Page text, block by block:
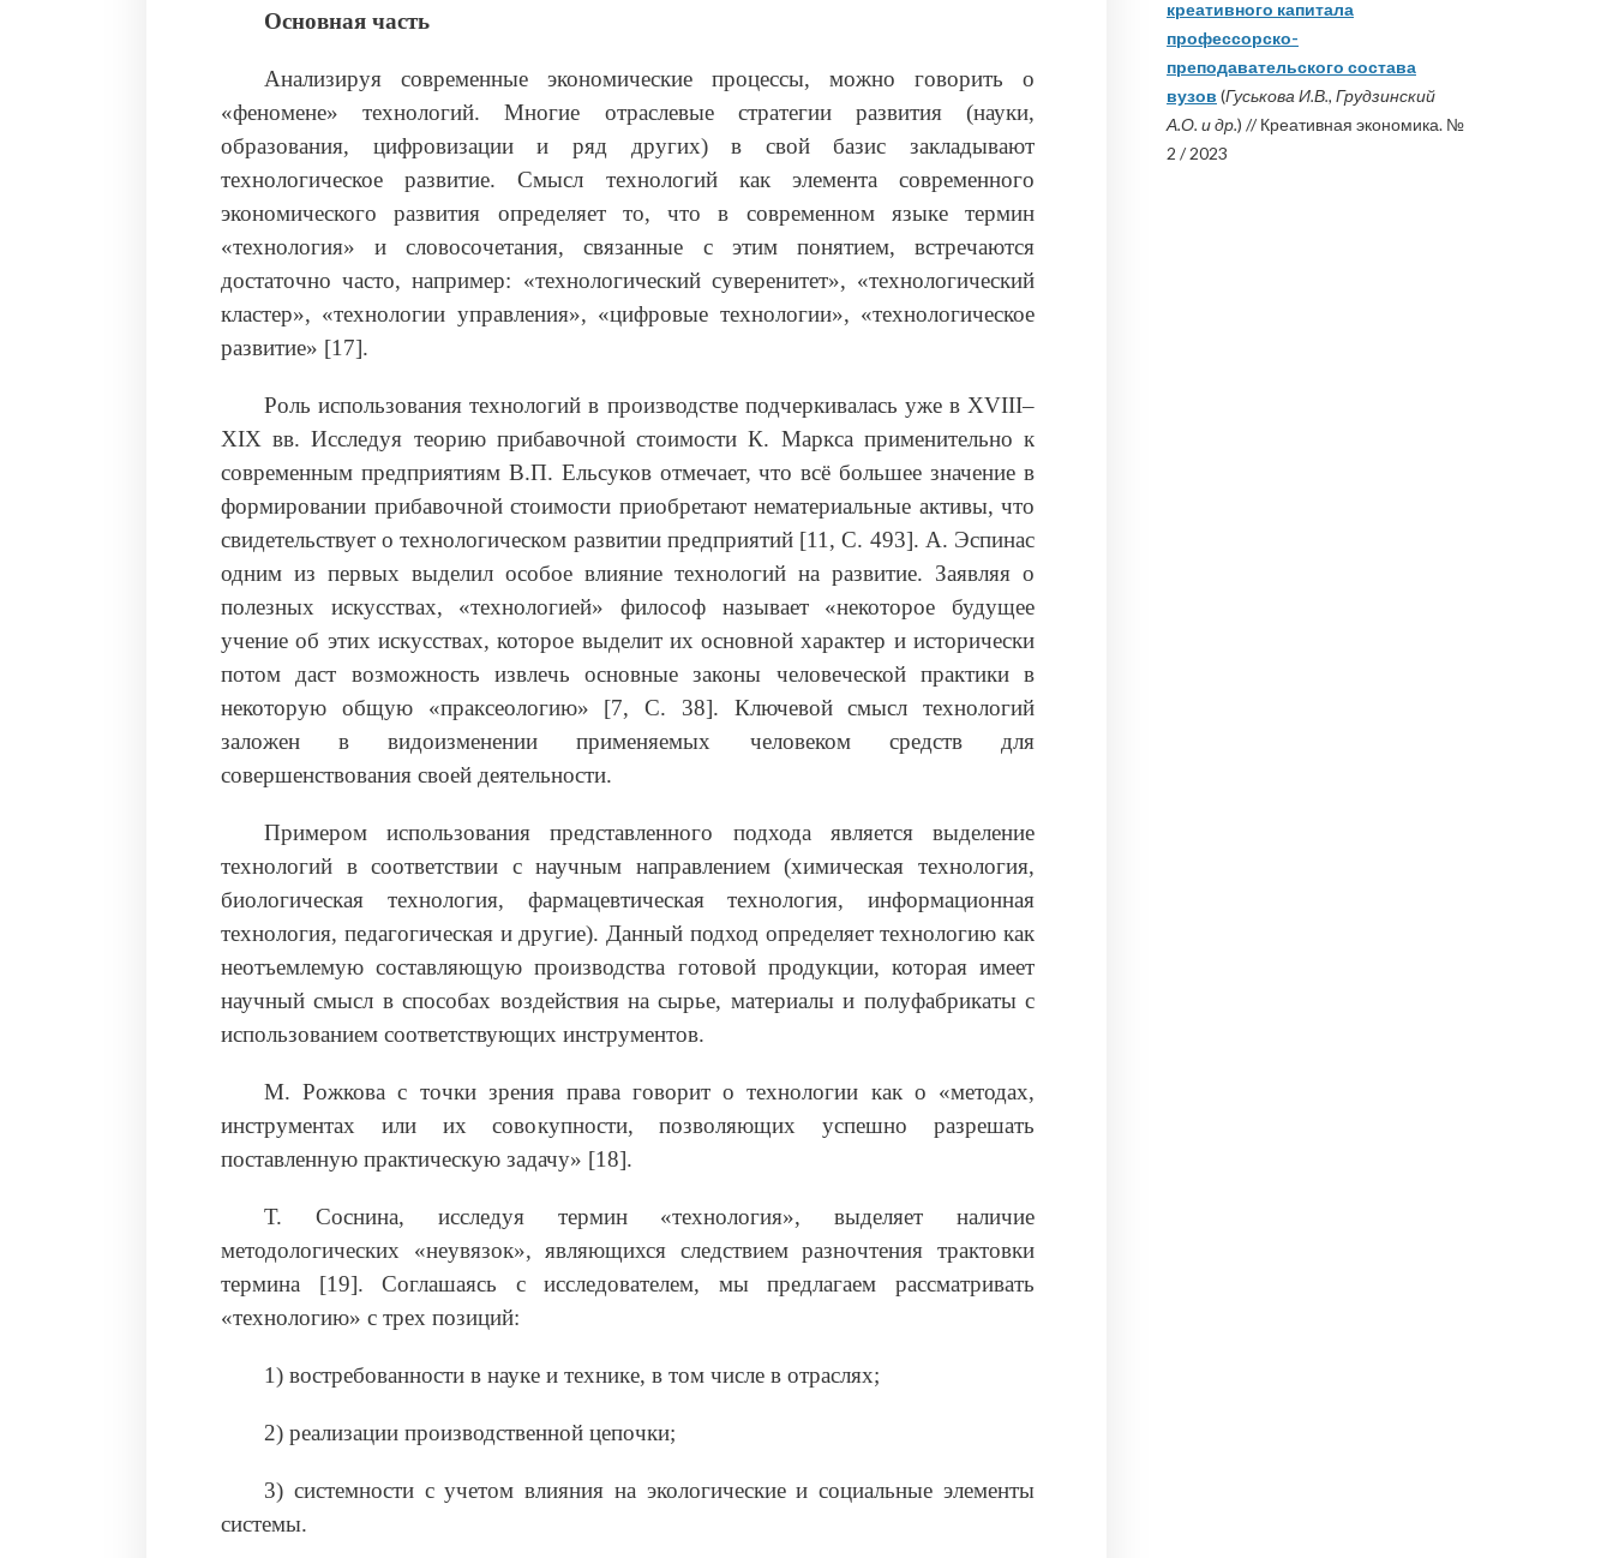
Основная часть
Анализируя современные экономические процессы, можно говорить о
«феномене» технологий. Многие отраслевые стратегии развития (науки,
образования, цифровизации и ряд других) в свой базис закладывают
технологическое развитие. Смысл технологий как элемента современного
экономического развития определяет то, что в современном языке термин
«технология» и словосочетания, связанные с этим понятием, встречаются
достаточно часто, например: «технологический суверенитет», «технологический
кластер», «технологии управления», «цифровые технологии», «технологическое
развитие» [17].
Роль использования технологий в производстве подчеркивалась уже в XVIII–
XIX вв. Исследуя теорию прибавочной стоимости К. Маркса применительно к
современным предприятиям В.П. Ельсуков отмечает, что всё большее значение в
формировании прибавочной стоимости приобретают нематериальные активы, что
свидетельствует о технологическом развитии предприятий [11, C. 493]. А. Эспинас
одним из первых выделил особое влияние технологий на развитие. Заявляя о
полезных искусствах, «технологией» философ называет «некоторое будущее
учение об этих искусствах, которое выделит их основной характер и исторически
потом даст возможность извлечь основные законы человеческой практики в
некоторую общую «праксеологию» [7, C. 38]. Ключевой смысл технологий
заложен в видоизменении применяемых человеком средств для
совершенствования своей деятельности.
Примером использования представленного подхода является выделение
технологий в соответствии с научным направлением (химическая технология,
биологическая технология, фармацевтическая технология, информационная
технология, педагогическая и другие). Данный подход определяет технологию как
неотъемлемую составляющую производства готовой продукции, которая имеет
научный смысл в способах воздействия на сырье, материалы и полуфабрикаты с
использованием соответствующих инструментов.
М. Рожкова с точки зрения права говорит о технологии как о «методах,
инструментах или их совокупности, позволяющих успешно разрешать
поставленную практическую задачу» [18].
Т. Соснина, исследуя термин «технология», выделяет наличие
методологических «неувязок», являющихся следствием разночтения трактовки
термина [19]. Соглашаясь с исследователем, мы предлагаем рассматривать
«технологию» с трех позиций:
1) востребованности в науке и технике, в том числе в отраслях;
2) реализации производственной цепочки;
3) системности с учетом влияния на экологические и социальные элементы
системы.
креативного капитала
профессорско-
преподавательского состава
вузов (Гуськова И.В., Грудзинский
А.О. и др.) // Креативная экономика. №
2 / 2023